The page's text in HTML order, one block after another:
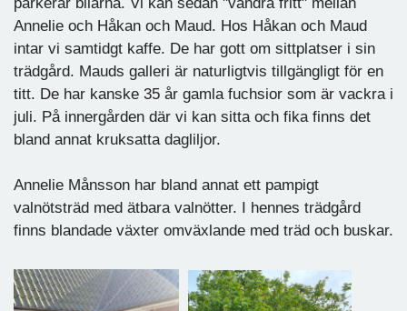
Annelie och Håkan och Maud. Hos Håkan och Maud
intar vi samtidgt kaffe. De har gott om sittplatser i sin
trädgård. Mauds galleri är naturligtvis tillgängligt för en
titt. De har kanske 35 år gamla fuchsior som är vackra i
juli. På innergården där vi kan sitta och fika finns det
bland annat kruksatta dagliljor.
Annelie Månsson har bland annat ett pampigt
valnötsträd med ätbara valnötter. I hennes trädgård
finns blandade växter omväxlande med träd och buskar.